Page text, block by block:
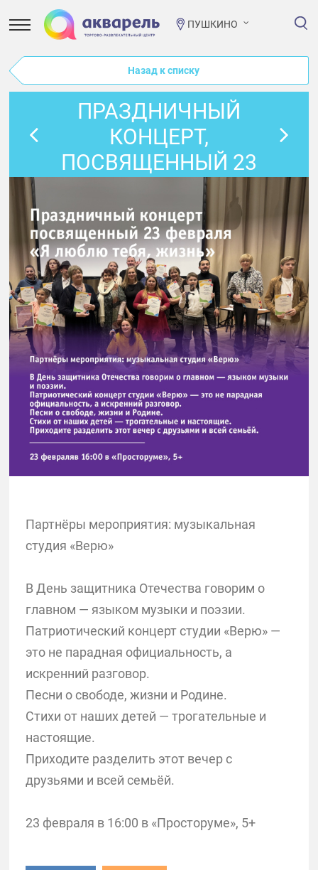
ПУШКИНО
Назад к списку
ПРАЗДНИЧНЫЙ
КОНЦЕРТ,
ПОСВЯЩЕННЫЙ 23
ФЕВРАЛЯ «Я
ЛЮБЛЮ ТЕБЯ,
ЖИЗНЬ»
Партнёры мероприятия: музыкальная
студия «Верю»
В День защитника Отечества говорим о
главном — языком музыки и поэзии.
Патриотический концерт студии «Верю» —
это не парадная официальность, а
искренний разговор.
Песни о свободе, жизни и Родине.
Стихи от наших детей — трогательные и
настоящие.
Приходите разделить этот вечер с
друзьями и всей семьёй.
23 февраля в 16:00 в «Просторуме», 5+